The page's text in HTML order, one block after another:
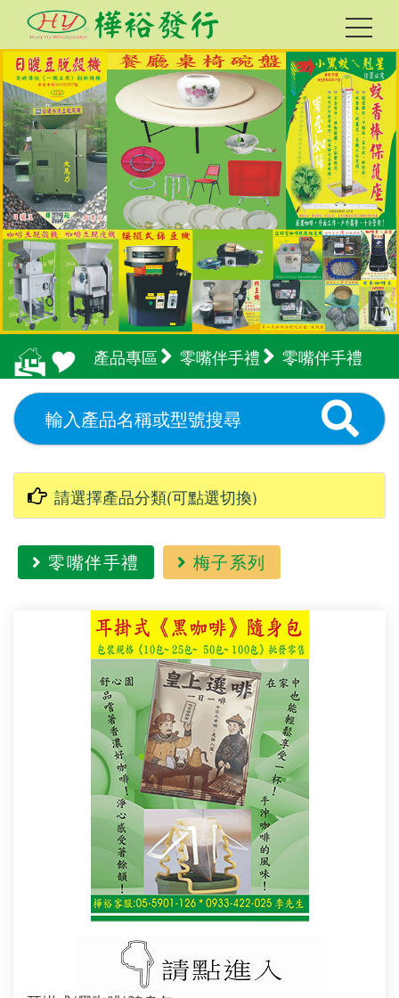
產品專區 零嘴伴手禮 零嘴伴手禮
零嘴伴手禮 梅子系列